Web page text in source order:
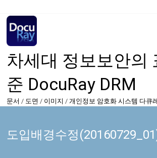
차세대 정보보안의
준 DocuRay DRM
문서 / 도면 / 이미지 / 개인정보 암호화 시스템 다큐
도입배경수정